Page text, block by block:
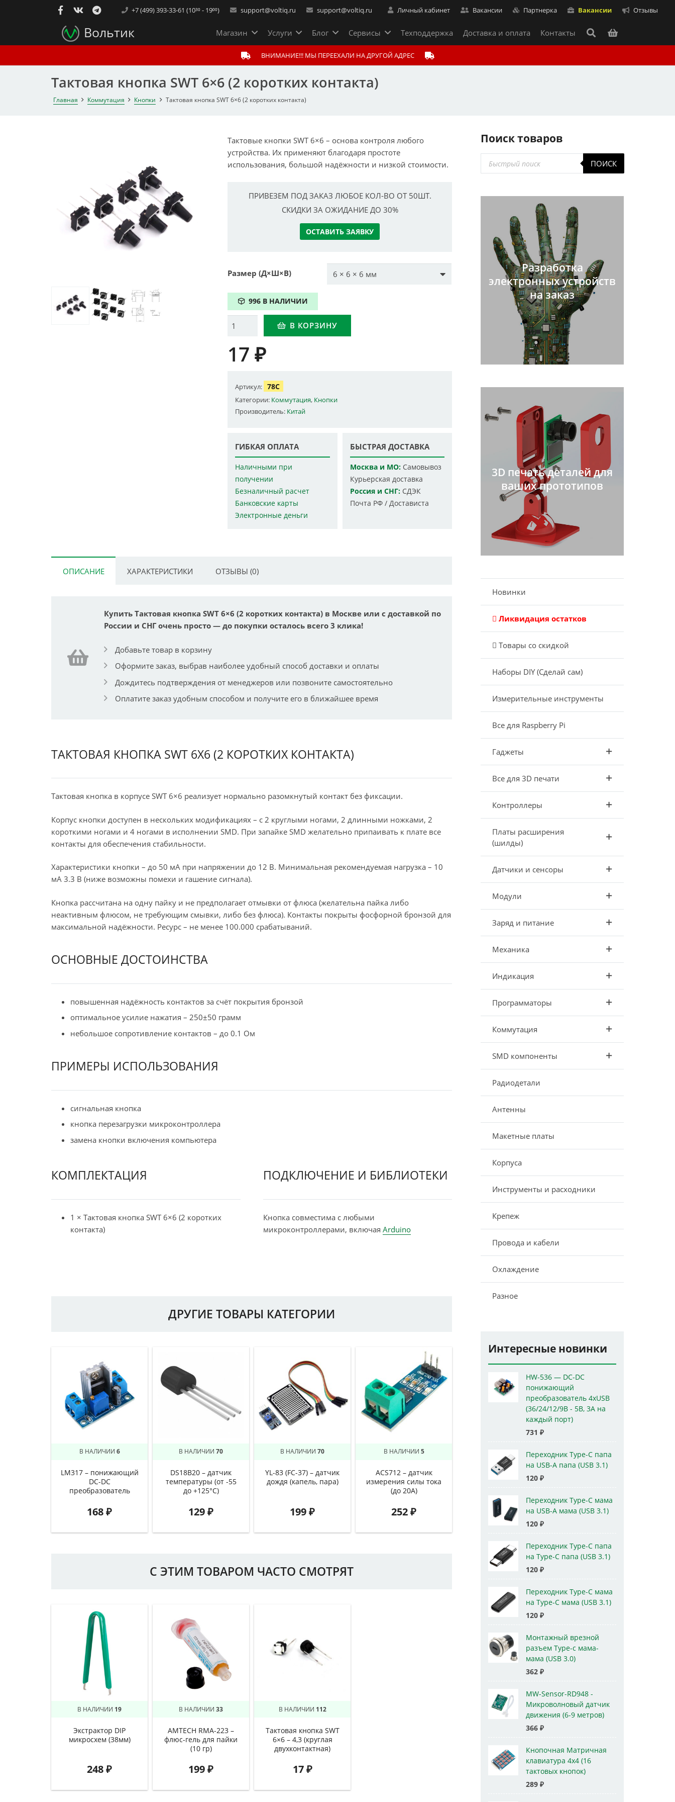
+7 (499) 393-33-61 (10³⁰ - 19⁰⁰) support@voltiq.ru support@voltiq.ru Личный кабинет Вакансии Партнерка Вакансии Отзывы
Вольтик Магазин Услуги Блог Сервисы Техподдержка Доставка и оплата Контакты
ВНИМАНИЕ!!! МЫ ПЕРЕЕХАЛИ НА ДРУГОЙ АДРЕС
Тактовая кнопка SWT 6×6 (2 коротких контакта)
Главная Коммутация Кнопки Тактовая кнопка SWT 6×6 (2 коротких контакта)
Тактовые кнопки SWT 6×6 – основа контроля любого
устройства. Их применяют благодаря простоте
использования, большой надёжности и низкой стоимости.
ПРИВЕЗЕМ ПОД ЗАКАЗ ЛЮБОЕ КОЛ-ВО ОТ 50ШТ.
СКИДКИ ЗА ОЖИДАНИЕ ДО 30%
ОСТАВИТЬ ЗАЯВКУ
Размер (Д×Ш×В)
996 В НАЛИЧИИ
В КОРЗИНУ
17₽
Артикул: 78C
Категории: Коммутация, Кнопки
Производитель: Китай
ГИБКАЯ ОПЛАТА
Наличными при
получении
Безналичный расчет
Банковские карты
Электронные деньги
БЫСТРАЯ ДОСТАВКА
Москва и МО:Самовывоз
Курьерская доставка
Россия и СНГ:СДЭК
Почта РФ / Достависта
ОПИСАНИЕ ХАРАКТЕРИСТИКИ ОТЗЫВЫ (0)
Купить Тактовая кнопка SWT 6×6 (2 коротких контакта) в Москве или с доставкой по
России и СНГ очень просто — до покупки осталось всего 3 клика!
Добавьте товар в корзину
Оформите заказ, выбрав наиболее удобный способ доставки и оплаты
Дождитесь подтверждения от менеджеров или позвоните самостоятельно
Оплатите заказ удобным способом и получите его в ближайшее время
ТАКТОВАЯ КНОПКА SWT 6X6 (2 КОРОТКИХ КОНТАКТА)
Тактовая кнопка в корпусе SWT 6×6 реализует нормально разомкнутый контакт без фиксации.
Корпус кнопки доступен в нескольких модификациях – с 2 круглыми ногами, 2 длинными ножками, 2
короткими ногами и 4 ногами в исполнении SMD. При запайке SMD желательно припаивать к плате все
контакты для обеспечения стабильности.
Характеристики кнопки – до 50 мА при напряжении до 12 В. Минимальная рекомендуемая нагрузка – 10
мА 3.3 В (ниже возможны помехи и гашение сигнала).
Кнопка рассчитана на одну пайку и не предполагает отмывки от флюса (желательна пайка либо
неактивным флюсом, не требующим смывки, либо без флюса). Контакты покрыты фосфорной бронзой для
максимальной надёжности. Ресурс – не менее 100.000 срабатываний.
ОСНОВНЫЕ ДОСТОИНСТВА
повышенная надёжность контактов за счёт покрытия бронзой
оптимальное усилие нажатия – 250±50 грамм
небольшое сопротивление контактов – до 0.1 Ом
ПРИМЕРЫ ИСПОЛЬЗОВАНИЯ
сигнальная кнопка
кнопка перезагрузки микроконтроллера
замена кнопки включения компьютера
КОМПЛЕКТАЦИЯ
1 × Тактовая кнопка SWT 6×6 (2 коротких
контакта)
ПОДКЛЮЧЕНИЕ И БИБЛИОТЕКИ
Кнопка совместима с любыми
микроконтроллерами, включая Arduino
ДРУГИЕ ТОВАРЫ КАТЕГОРИИ
В НАЛИЧИИ 6
LM317 – понижающий
DC-DC
преобразователь
168₽
В НАЛИЧИИ 70
DS18B20 – датчик
температуры (от -55
до +125°C)
129₽
В НАЛИЧИИ 70
YL-83 (FC-37) – датчик
дождя (капель, пара)
199₽
В НАЛИЧИИ 5
ACS712 – датчик
измерения силы тока
(до 20А)
252₽
С ЭТИМ ТОВАРОМ ЧАСТО СМОТРЯТ
В НАЛИЧИИ 19
Экстрактор DIP
микросхем (38мм)
248₽
В НАЛИЧИИ 33
AMTECH RMA-223 –
флюс-гель для пайки
(10 гр)
199₽
В НАЛИЧИИ 112
Тактовая кнопка SWT
6×6 – 4,3 (круглая
двухконтактная)
17₽
Поиск товаров
Поиск
товаров
ПОИСК
Разработка
электронных устройств
на заказ
3D печать деталей для
ваших прототипов
Новинки
Ликвидация остатков
Товары со скидкой
Наборы DIY (Сделай сам)
Измерительные инструменты
Все для Raspberry Pi
Гаджеты
Все для 3D печати
Контроллеры
Платы расширения
(шилды)
Датчики и сенсоры
Модули
Заряд и питание
Механика
Индикация
Программаторы
Коммутация
SMD компоненты
Радиодетали
Антенны
Макетные платы
Корпуса
Инструменты и расходники
Крепеж
Провода и кабели
Охлаждение
Разное
Интересные новинки
HW-536 — DC-DC
понижающий
преобразователь 4xUSB
(36/24/12/9В - 5В, 3А на
каждый порт)
731 ₽
Переходник Type-C папа
на USB-A папа (USB 3.1)
120 ₽
Переходник Type-C мама
на USB-A мама (USB 3.1)
120 ₽
Переходник Type-C папа
на Type-C папа (USB 3.1)
120 ₽
Переходник Type-C мама
на Type-C мама (USB 3.1)
120 ₽
Монтажный врезной
разъем Type-c мама-
мама (USB 3.0)
362 ₽
MW-Sensor-RD948 -
Микроволновый датчик
движения (6-9 метров)
366 ₽
Кнопочная Матричная
клавиатура 4x4 (16
тактовых кнопок)
289 ₽